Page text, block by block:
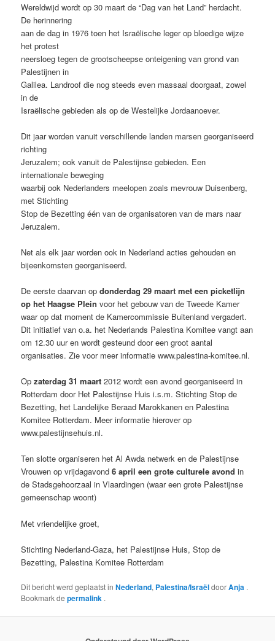
Wereldwijd wordt op 30 maart de “Dag van het Land” herdacht.
De herinnering
aan de dag in 1976 toen het Israëlische leger op bloedige wijze
het protest
neersloeg tegen de grootscheepse onteigening van grond van
Palestijnen in
Galilea. Landroof die nog steeds even massaal doorgaat, zowel
in de
Israëlische gebieden als op de Westelijke Jordaanoever.
Dit jaar worden vanuit verschillende landen marsen georganiseerd
richting
Jeruzalem; ook vanuit de Palestijnse gebieden. Een
internationale beweging
waarbij ook Nederlanders meelopen zoals mevrouw Duisenberg,
met Stichting
Stop de Bezetting één van de organisatoren van de mars naar
Jeruzalem.
Net als elk jaar worden ook in Nederland acties gehouden en
bijeenkomsten georganiseerd.
De eerste daarvan opdonderdag 29 maart met een picketlijn
op het Haagse Pleinvoor het gebouw van de Tweede Kamer
waar op dat moment de Kamercommissie Buitenland vergadert.
Dit initiatief van o.a. het Nederlands Palestina Komitee vangt aan
om 12.30 uur en wordt gesteund door een groot aantal
organisaties. Zie voor meer informatie www.palestina-komitee.nl.
Opzaterdag 31 maart 2012 wordt een avond georganiseerd in
Rotterdam door Het Palestijnse Huis i.s.m. Stichting Stop de
Bezetting, het Landelijke Beraad Marokkanen en Palestina
Komitee Rotterdam. Meer informatie hierover op
www.palestijnsehuis.nl.
Ten slotte organiseren het Al Awda netwerk en de Palestijnse
Vrouwen op vrijdagavond6 april een grote culturele avond in
de Stadsgehoorzaal in Vlaardingen (waar een grote Palestijnse
gemeenschap woont)
Met vriendelijke groet,
Stichting Nederland-Gaza, het Palestijnse Huis, Stop de
Bezetting, Palestina Komitee Rotterdam
Dit bericht werd geplaatst inNederland, Palestina/IsraëldoorAnja .
Bookmark depermalink .